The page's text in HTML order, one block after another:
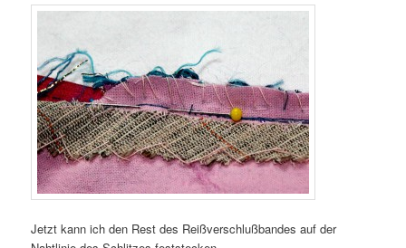
Jetzt kann ich den Rest des Reißverschlußbandes auf der